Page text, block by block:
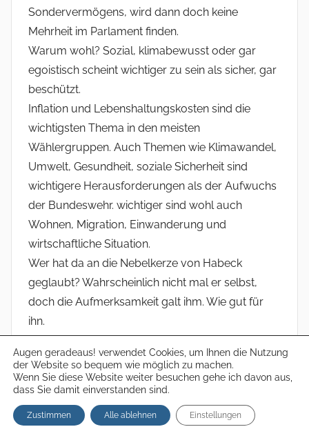
Sondervermögens, wird dann doch keine
Mehrheit im Parlament finden.
Warum wohl? Sozial, klimabewusst oder gar
egoistisch scheint wichtiger zu sein als sicher, gar
beschützt.
Inflation und Lebenshaltungskosten sind die
wichtigsten Thema in den meisten
Wählergruppen. Auch Themen wie Klimawandel,
Umwelt, Gesundheit, soziale Sicherheit sind
wichtigere Herausforderungen als der Aufwuchs
der Bundeswehr. wichtiger sind wohl auch
Wohnen, Migration, Einwanderung und
wirtschaftliche Situation.
Wer hat da an die Nebelkerze von Habeck
geglaubt? Wahrscheinlich nicht mal er selbst,
doch die Aufmerksamkeit galt ihm. Wie gut für
ihn.
12.11.2024 um 16:20 Uhr
Augen geradeaus! verwendet Cookies, um Ihnen die Nutzung
der Website so bequem wie möglich zu machen.
Wenn Sie diese Website weiter besuchen gehe ich davon aus,
dass Sie damit einverstanden sind.
Zustimmen Alle ablehnen Einstellungen